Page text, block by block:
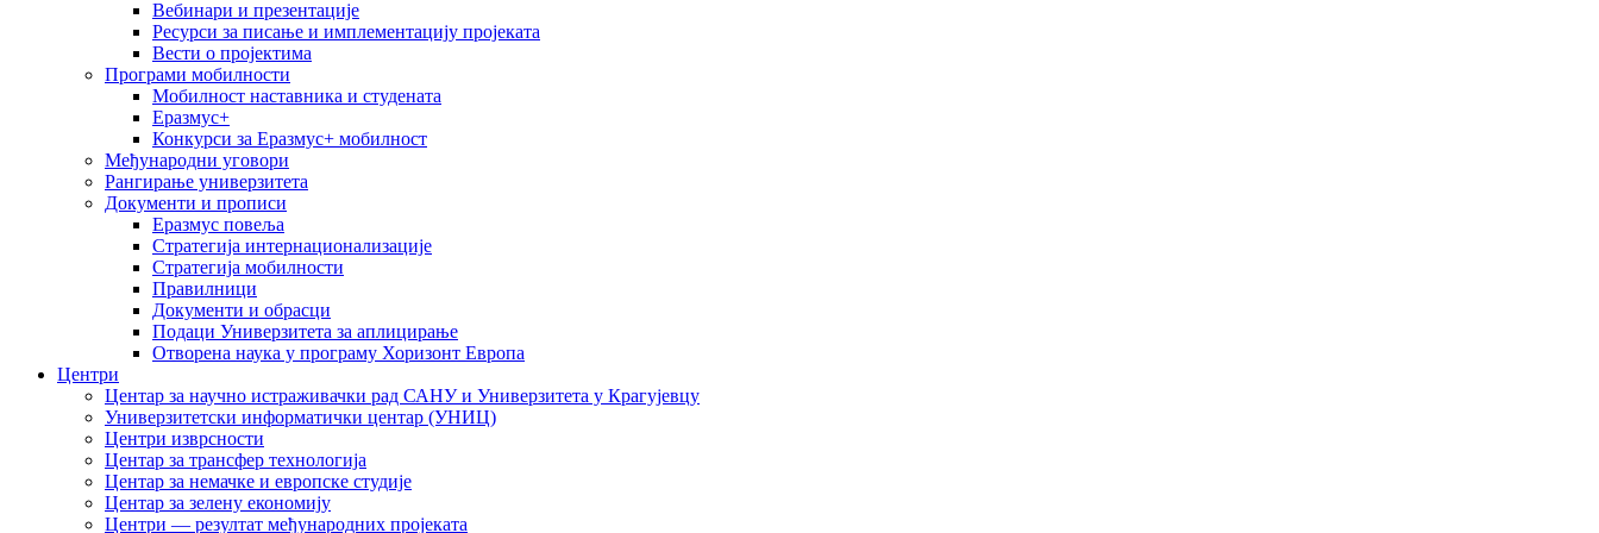
Вебинари и презентације
Ресурси за писање и имплементацију пројеката
Вести о пројектима
Програми мобилности
Мобилност наставника и студената
Еразмус+
Конкурси за Еразмус+ мобилност
Међународни уговори
Рангирање универзитета
Документи и прописи
Еразмус повеља
Стратегија интернационализације
Стратегија мобилности
Правилници
Документи и обрасци
Подаци Универзитета за аплицирање
Отворена наука у програму Хоризонт Европа
Центри
Центар за научно истраживачки рад САНУ и Универзитета у Крагујевцу
Универзитетски информатички центар (УНИЦ)
Центри изврсности
Центар за трансфер технологија
Центар за немачке и европске студије
Центар за зелену економију
Центри — резултат међународних пројеката